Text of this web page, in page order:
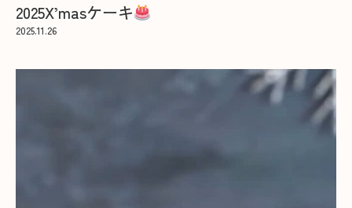
2025X’masケーキ
2025.11.26